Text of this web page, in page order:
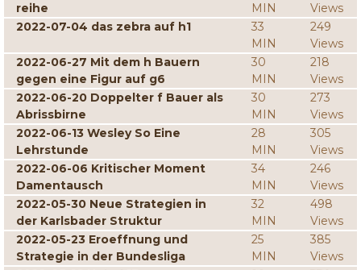
reihe
MIN
Views
2022-07-04 das zebra auf h1
33
MIN
249
Views
2022-06-27 Mit dem h Bauern
gegen eine Figur auf g6
30
MIN
218
Views
2022-06-20 Doppelter f Bauer als
Abrissbirne
30
MIN
273
Views
2022-06-13 Wesley So Eine
Lehrstunde
28
MIN
305
Views
2022-06-06 Kritischer Moment
Damentausch
34
MIN
246
Views
2022-05-30 Neue Strategien in
der Karlsbader Struktur
32
MIN
498
Views
2022-05-23 Eroeffnung und
Strategie in der Bundesliga
25
MIN
385
Views